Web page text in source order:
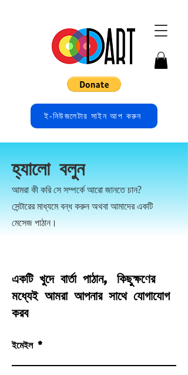
ই-নিউজলেটার সাইন আপ করুন
হ্যালো বলুন
আমরা কী করি সে সম্পর্কে আরো জানতে চান?
সেন্টারের মাধ্যমে বন্ধ করুন অথবা আমাদের একটি
মেসেজ পাঠান।
একটি খুদে বার্তা পাঠান, কিছুক্ষণের
মধ্যেই আমরা আপনার সাথে যোগাযোগ
করব
ইমেইল